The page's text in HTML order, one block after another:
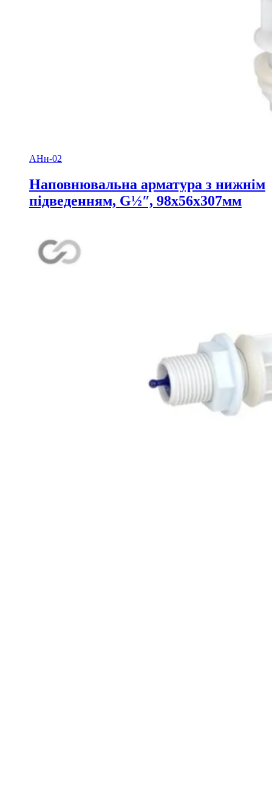
АНн-02
Наповнювальна арматура з нижнім
підведенням, G½ʺ, 98х56х307мм